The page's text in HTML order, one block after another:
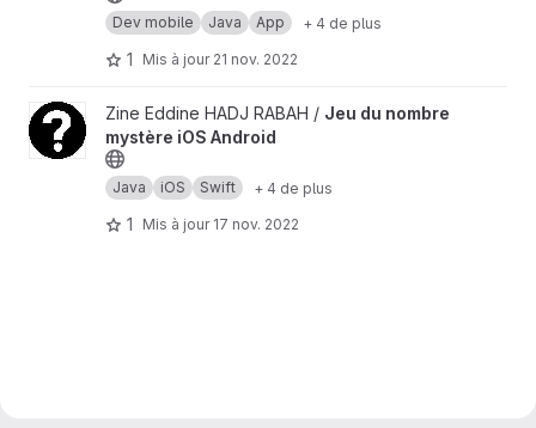
Dev mobile Java App + 4 de plus
1 Mis à jour 21 nov. 2022
Afficher le projet Jeu du nombre mystère iOS Android
Zine Eddine HADJ RABAH / Jeu du nombre
mystère iOS Android
Java iOS Swift + 4 de plus
1 Mis à jour 17 nov. 2022